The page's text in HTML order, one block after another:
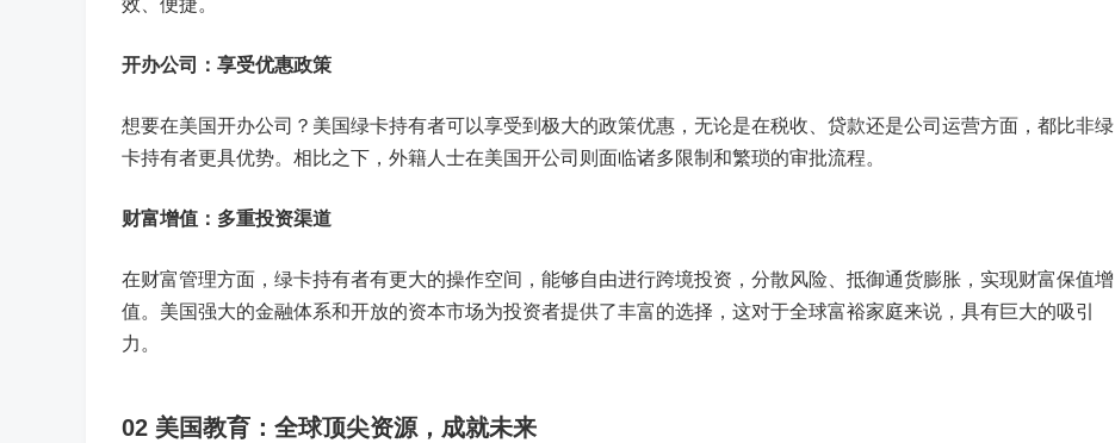
效、便捷。
开办公司：享受优惠政策
想要在美国开办公司？美国绿卡持有者可以享受到极大的政策优惠，无论是在税收、贷款还是公司运营方面，都比非绿
卡持有者更具优势。相比之下，外籍人士在美国开公司则面临诸多限制和繁琐的审批流程。
财富增值：多重投资渠道
在财富管理方面，绿卡持有者有更大的操作空间，能够自由进行跨境投资，分散风险、抵御通货膨胀，实现财富保值增
值。美国强大的金融体系和开放的资本市场为投资者提供了丰富的选择，这对于全球富裕家庭来说，具有巨大的吸引
力。
02 美国教育：全球顶尖资源，成就未来